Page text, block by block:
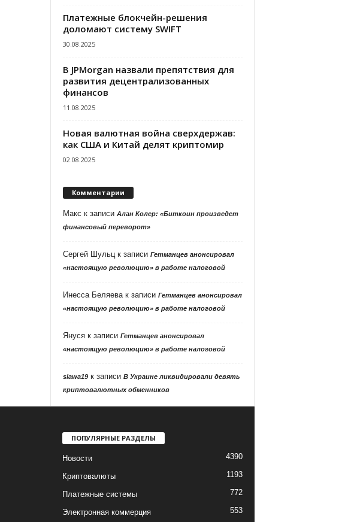
Платежные блокчейн-решения
доломают систему SWIFT
30.08.2025
В JPMorgan назвали препятствия для
развития децентрализованных
финансов
11.08.2025
Новая валютная война сверхдержав:
как США и Китай делят криптомир
02.08.2025
Комментарии
Макс к записи Алан Колер: «Биткоин произведет
финансовый переворот»
Сергей Шульцк записи Гетманцев анонсировал
«настоящую революцию» в работе налоговой
Инесса Беляевак записи Гетманцев анонсировал
«настоящую революцию» в работе налоговой
Янусяк записи Гетманцев анонсировал
«настоящую революцию» в работе налоговой
slawa19к записи В Украине ликвидировали девять
криптовалютных обменников
ПОПУЛЯРНЫЕ РАЗДЕЛЫ
Новости 4390
Криптовалюты 1193
Платежные системы 772
Электронная коммерция 553